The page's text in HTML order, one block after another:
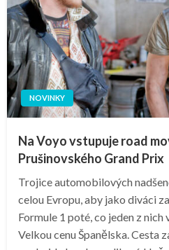
NOVINKY
Na Voyo vstupuje road
Prušinovského Grand Prix
Trojice automobilových
celou Evropu, aby jako diváci
Formule 1 poté, co jeden z nich
Velkou cenu Španělska. Cesta